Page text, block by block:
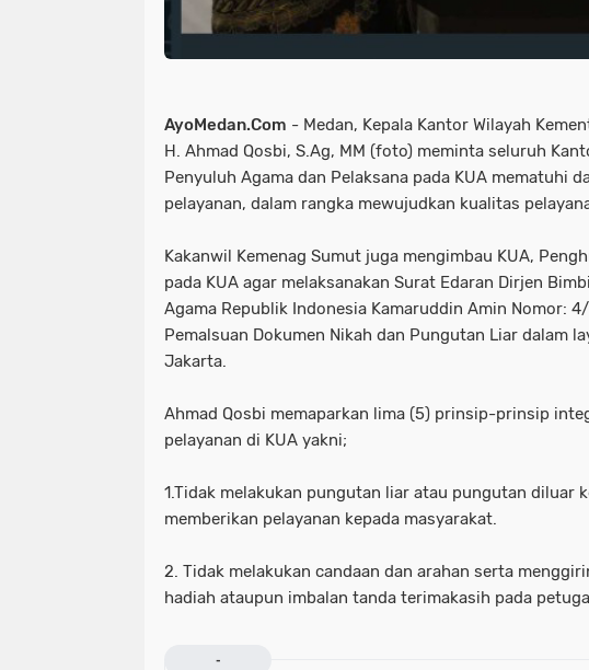
AyoMedan.Com - Medan, Kepala Kantor Wilayah
H. Ahmad Qosbi, S.Ag, MM (foto) meminta seluruh
Penyuluh Agama dan Pelaksana pada KUA mematuhi
pelayanan, dalam rangka mewujudkan kualitas
Kakanwil Kemenag Sumut juga mengimbau KUA,
pada KUA agar melaksanakan Surat Edaran Dirjen
Agama Republik Indonesia Kamaruddin Amin Nomor:
Pemalsuan Dokumen Nikah dan Pungutan Liar dalam
Jakarta.
Ahmad Qosbi memaparkan lima (5) prinsip-prinsip
pelayanan di KUA yakni;
1.Tidak melakukan pungutan liar atau pungutan diluar
memberikan pelayanan kepada masyarakat.
2. Tidak melakukan candaan dan arahan serta
hadiah ataupun imbalan tanda terimakasih pada
-